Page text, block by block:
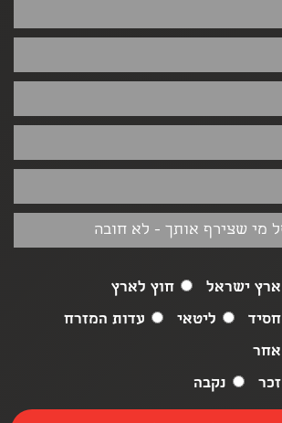
ארץ ישראל חוץ לארץ
חסיד ליטאי
עדות המזרח
אחר
זכר נקבה